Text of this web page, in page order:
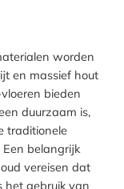
worden
en massief hout
bieden
duurzaam is,
traditionele
belangrijk
vereisen dat
het gebruik van